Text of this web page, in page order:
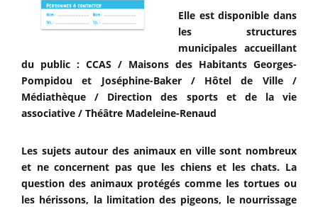
Elle est disponible dans
les structures
municipales accueillant
du public : CCAS / Maisons des Habitants Georges-
Pompidou et Joséphine-Baker / Hôtel de Ville /
Médiathèque / Direction des sports et de la vie
associative / Théâtre Madeleine-Renaud
Les sujets autour des animaux en ville sont nombreux
et ne concernent pas que les chiens et les chats. La
question des animaux protégés comme les tortues ou
les hérissons, la limitation des pigeons, le nourrissage